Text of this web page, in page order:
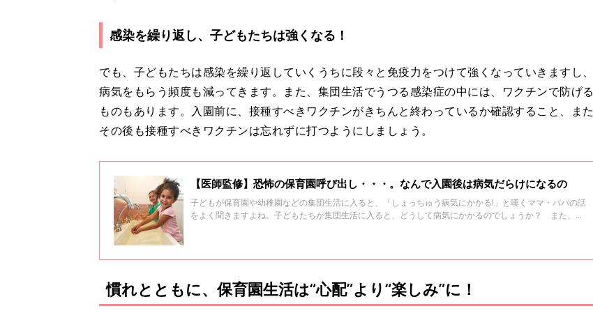
感染を繰り返し、子どもたちは強くなる！
でも、子どもたちは感染を繰り返していくうちに段々と免疫力をつけて強くなっていきますし、
病気をもらう頻度も減ってきます。また、集団生活でうつる感染症の中には、ワクチンで防げる
ものもあります。入園前に、接種すべきワクチンがきちんと終わっているか確認すること、また
その後も接種すべきワクチンは忘れずに打つようにしましょう。
【医師監修】恐怖の保育園呼び出し・・・。なんで入園後は病気だらけになるの
子どもが保育園や幼稚園などの集団生活に入ると、「しょっちゅう病気にかかる!」と嘆くママ・パパの話
をよく聞きますよね。子どもたちが集団生活に入ると、どうして病気にかかるのでしょうか？ また、か
慣れとともに、保育園生活は“心配”より“楽しみ”に！